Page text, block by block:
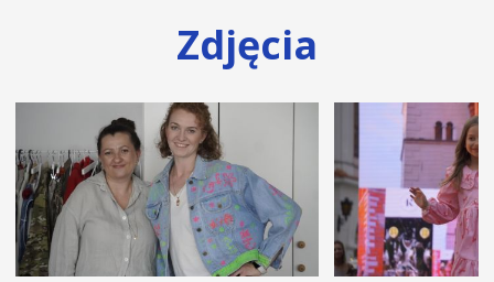
Zdjęcia